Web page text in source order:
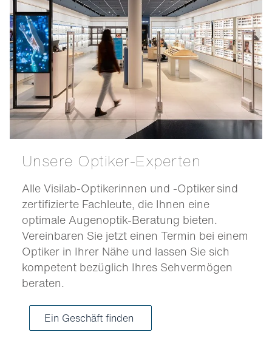
Unsere Optiker-Experten
Alle Visilab-Optikerinnen und -Optiker sind
zertifizierte Fachleute, die Ihnen eine
optimale Augenoptik-Beratung bieten.
Vereinbaren Sie jetzt einen Termin bei einem
Optiker in Ihrer Nähe und lassen Sie sich
kompetent bezüglich Ihres Sehvermögen
beraten.
Ein Geschäft finden